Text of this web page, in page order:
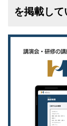
を掲載して